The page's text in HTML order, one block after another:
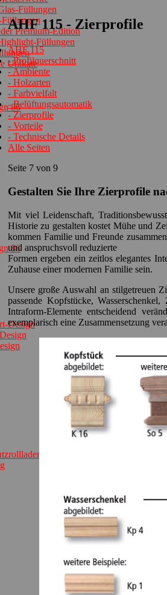
Füllungen
Premium-Edition
Füllungen
Unikate
86
86
Design
AHF 115 - Zierprofile
AHF 115
- Profilquerschnitt
- Ambiente
- Holzarten
- Farbvielfalt
- Belüftungsautomatik
- Zierprofile
- Vorteile
- Technische Details
Alle Seiten
Seite 7 von 9
Gestalten Sie Ihre Zierprofile
Mit viel Leidenschaft,
Historie zu gestalten kostet Mühe und
kommen Familie und Freunde
und anspruchsvoll reduzierte
Formen ergeben ein zeitlos elegantes
Zuhause einer modernen Familie sein.
Unsere große Auswahl an stilgetreuen
passende Kopfstücke,
Intraform-Elemente entscheidend
exemplarisch eine Zusammensetzung